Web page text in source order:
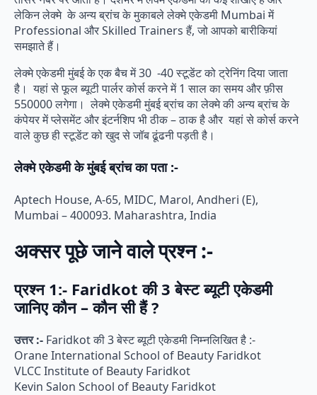
लेकिन लेक्मे के अन्य ब्रांच के मुकाबले लेक्मे एकेडमी Mumbai में
Professional और Skilled Trainers हैं, जो आपको बारीकियां
समझाते हैं।
लेक्मे एकेडमी मुंबई के एक बैच में 30 -40 स्टूडेंट को ट्रेनिंग दिया जाता
है। यहां से फूल ब्यूटी पार्लर कोर्स करने में 1 साल का समय और फ़ीस
550000 लगेगा। लेक्मे एकेडमी मुंबई ब्रांच का लेक्मे की अन्य ब्रांच के
कंपेयर में प्लेसमेंट और इंटर्नशिप भी ठीक – ठाक है और यहां से कोर्स करने
वाले कुछ ही स्टूडेंट को खुद से जॉब ढूंढनी पड़ती है।
लेक्मे एकेडमी के मुंबई ब्रांच का पता :-
Aptech House, A-65, MIDC, Marol, Andheri (E),
Mumbai – 400093. Maharashtra, India
अक्सर पूछे जाने वाले प्रश्न :-
प्रश्न 1:- Faridkot की 3 बेस्ट ब्यूटी एकेडमी
जानिए कौन – कौन सी हैं ?
उत्तर :- Faridkot की 3 बेस्ट ब्यूटी एकेडमी निम्नलिखित है :-
Orane International School of Beauty Faridkot
VLCC Institute of Beauty Faridkot
Kevin Salon School of Beauty Faridkot